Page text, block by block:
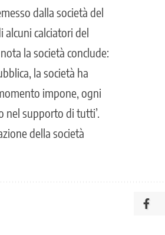
dalla società del
calciatori del
la società conclude:
la società ha
impone, ogni
nel supporto di tutti’.
della società